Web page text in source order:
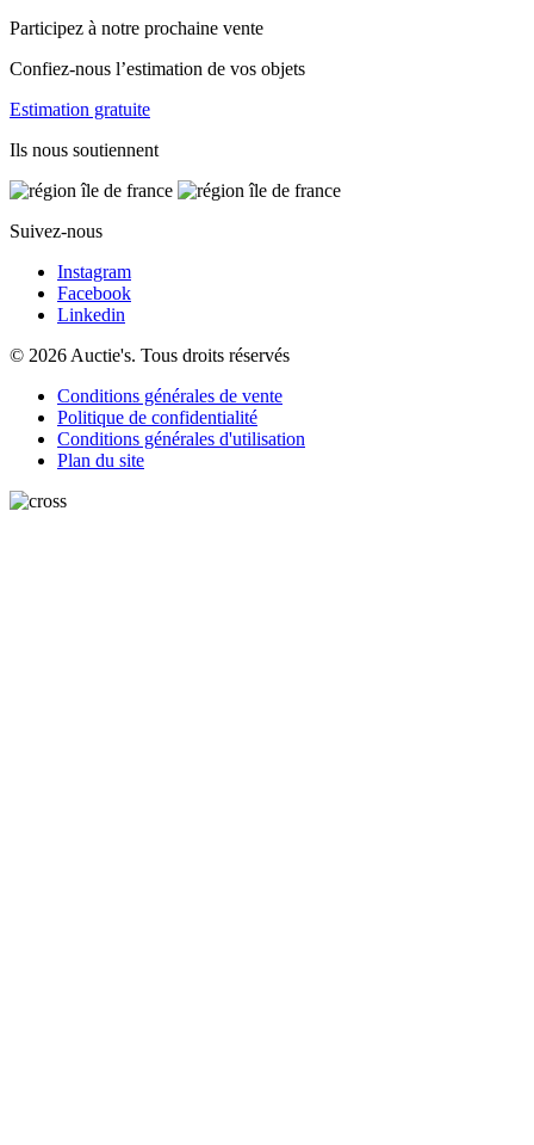
Participez à notre prochaine vente
Confiez-nous l’estimation de vos objets
Estimation gratuite
Ils nous soutiennent
Suivez-nous
Instagram
Facebook
Linkedin
© 2026 Auctie's. Tous droits réservés
Conditions générales de vente
Politique de confidentialité
Conditions générales d'utilisation
Plan du site